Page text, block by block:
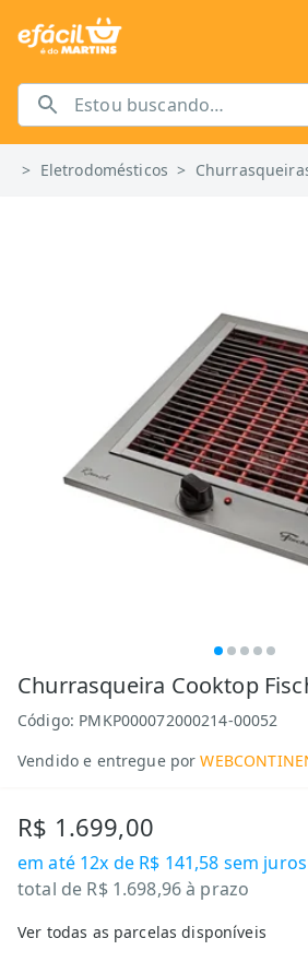
> Eletrodomésticos >
Churrasqueira Cooktop
Código: PMKP000072000214-00052
Vendido e entregue por
R$ 1.699,00
em até 12x de R$ 141,58 sem juros
total de R$ 1.698,96à prazo
Ver todas as parcelas disponíveis